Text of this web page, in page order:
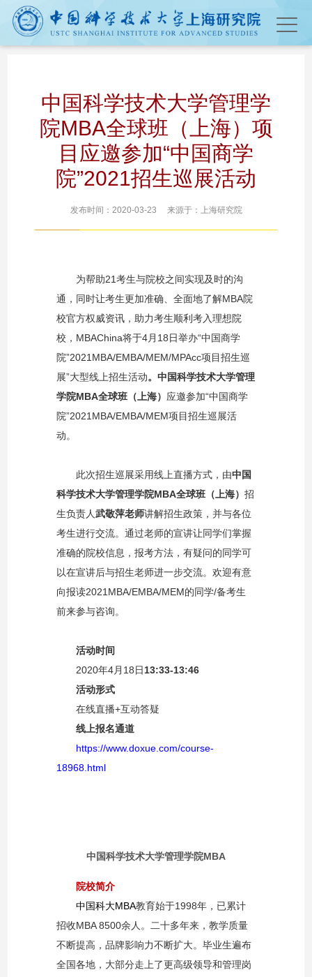
中国科学技术大学管理学
院MBA全球班（上海）项
目应邀参加“中国商学
院”2021招生巡展活动
发布时间：2020-03-23 来源于：上海研究院
为帮助21考生与院校之间实现及时的沟
通，同时让考生更加准确、全面地了解MBA院
校官方权威资讯，助力考生顺利考入理想院
校， MBAChina将于4月 18日举办“中国商学
院”2021MBA/EMBA/MEM/MPAcc项目招生巡
展”大型线上招生活动。中国科学技术大学管理
学院MBA全球班（上海） 应邀参加“中国商学
院”2021MBA/EMBA/MEM项目招生巡展活
动。
此次招生巡展采用线上直播方式，由中国
科学技术大学管理学院MBA全球班（上海）招
生负责人武敬萍老师讲解招生政策，并与各位
考生进行交流。通过老师的宣讲让同学们掌握
准确的院校信息，报考方法，有疑问的同学可
以在宣讲后与招生老师进一步交流。欢迎有意
向报读2021MBA/EMBA/MEM的同学/备考生
前来参与咨询。
活动时间
2020年4月 18日13:33-13:46
活动形式
在线直播+互动答疑
线上报名通道
https://www.doxue.com/course-
18968.html
中国科学技术大学管理学院MBA
院校简介
中国科大MBA教育始于1998年，已累计
招收MBA 8500余人。二十多年来，教学质量
不断提高，品牌影响力不断扩大。毕业生遍布
全国各地，大部分走上了更高级领导和管理岗